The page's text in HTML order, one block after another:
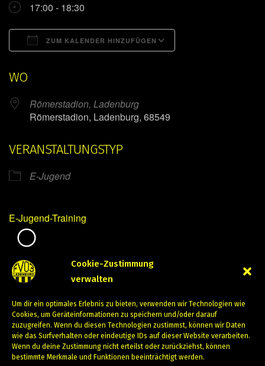
Cookie-Zustimmung
verwalten
Um dir ein optimales Erlebnis zu bieten, verwenden wir Technologien wie
Cookies, um Geräteinformationen zu speichern und/oder darauf
zuzugreifen. Wenn du diesen Technologien zustimmst, können wir Daten
wie das Surfverhalten oder eindeutige IDs auf dieser Website verarbeiten.
Wenn du deine Zustimmung nicht erteilst oder zurückziehst, können
bestimmte Merkmale und Funktionen beeinträchtigt werden.
17:00 - 18:30
ZUM KALENDER HINZUFÜGEN
WO
Römerstadion, Ladenburg
Römerstadion, Ladenburg, 68549
VERANSTALTUNGSTYP
E-Jugend
E-Jugend-Training
September 19, 2023
PREVIOUS